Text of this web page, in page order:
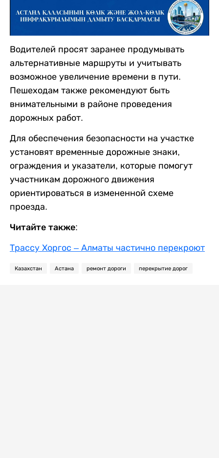
Водителей просят заранее продумывать
альтернативные маршруты и учитывать
возможное увеличение времени в пути.
Пешеходам также рекомендуют быть
внимательными в районе проведения
дорожных работ.
Для обеспечения безопасности на участке
установят временные дорожные знаки,
ограждения и указатели, которые помогут
участникам дорожного движения
ориентироваться в измененной схеме
проезда.
Читайте также:
Трассу Хоргос – Алматы частично перекроют
Казахстан Астана ремонт дороги перекрытие дорог